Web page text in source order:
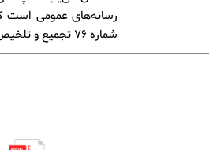
شماره 76 تجمیع و تلخیص شده‌اند.